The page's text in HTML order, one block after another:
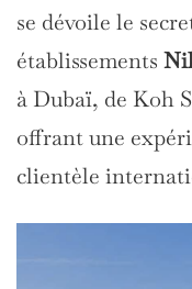
se dévoile le
établissements
à Dubaï, de Koh
offrant une
clientèle